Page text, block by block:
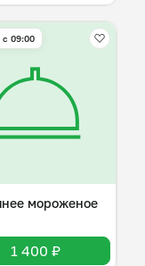
c 09:00
мороженое
1 400 ₽